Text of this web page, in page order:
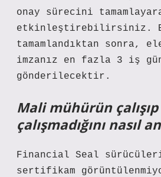
onay sürecini
etkinleştirebilirsiniz.
tamamlandıktan sonra,
imzanız en fazla 3 iş
gönderilecektir.
Mali mühürün çalışıp
çalışmadığını nasıl
Financial Seal
sertifikam